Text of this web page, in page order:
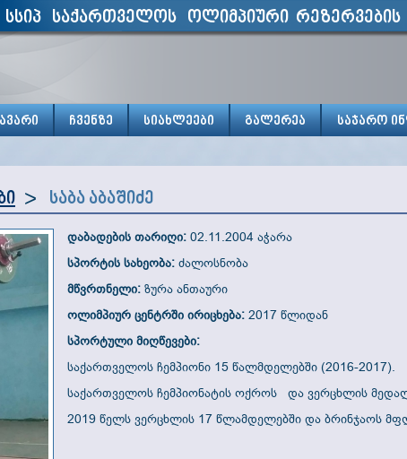
სსიპ საქართველოს ოლიმპიური
ჩვენზე სიახლეები გალერეა საჯარო
> საბა აბაშიძე
დაბადების თარიღი: 02.11.2004 აჭარა
სპორტის სახეობა: ძალოსნობა
მწვრთნელი: ზურა ანთაური
ოლიმპიურ ცენტრში ირიცხება: 2017 წლიდან
სპორტული მიღწევები:
საქართველოს ჩემპიონი 15 წალმდელებში (2016-2017).
საქართველოს ჩემპიონატის ოქროს და ვერცხლის
2019 წელს ვერცხლის 17 წლამდელებში და ბრინჯაოს